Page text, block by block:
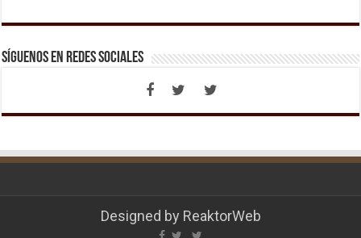
Síguenos en Redes Sociales
Designed by ReaktorWeb